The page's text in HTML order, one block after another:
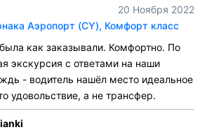
20 Ноября 2022
Аэропорт (CY), Комфорт класс
как заказывали. Комфортно. По
экскурсия с ответами на наши
- водитель нашёл место идеальное
удовольствие, а не трансфер.